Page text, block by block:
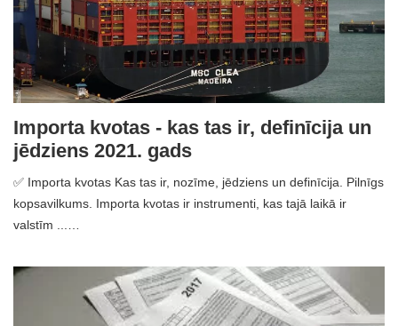
Importa kvotas - kas tas ir, definīcija un
jēdziens 2021. gads
✅ Importa kvotas Kas tas ir, nozīme, jēdziens un definīcija. Pilnīgs
kopsavilkums. Importa kvotas ir instrumenti, kas tajā laikā ir
valstīm ...…